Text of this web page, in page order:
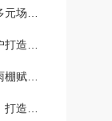
推拉雨棚行业动态：贴合多元场景，助力户外空间优化
品质推拉雨棚，为西安用户打造舒适户外新体验
灵活空间解决方案，推拉雨棚赋能西安多元场景
来自西安的推拉雨棚厂家，打造高品质户外生活体验！